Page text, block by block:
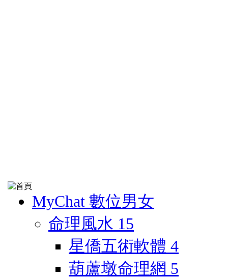
MyChat 數位男女
命理風水 15
星僑五術軟體 4
葫蘆墩命理網 5